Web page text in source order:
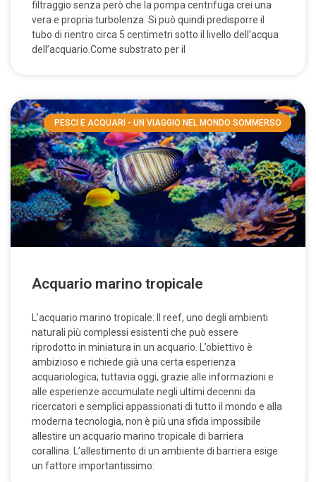
filtraggio senza però che la pompa centrifuga crei una
vera e propria turbolenza. Si può quindi predisporre il
tubo di rientro circa 5 centimetri sotto il livello dell’acqua
dell’acquario.Come substrato per il
PESCI E ACQUARI - UN VIAGGIO NEL MONDO SOMMERSO
Acquario marino tropicale
L’acquario marino tropicale: Il reef, uno degli ambienti
naturali più complessi esistenti che può essere
riprodotto in miniatura in un acquario. L’obiettivo è
ambizioso e richiede già una certa esperienza
acquariologica; tuttavia oggi, grazie alle informazioni e
alle esperienze accumulate negli ultimi decenni da
ricercatori e semplici appassionati di tutto il mondo e alla
moderna tecnologia, non è più una sfida impossibile
allestire un acquario marino tropicale di barriera
corallina. L’allestimento di un ambiente di barriera esige
un fattore importantissimo: